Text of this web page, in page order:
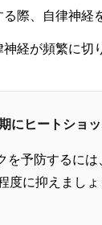
る際、自律神経
神経が頻繁に切
にヒートショ
を予防するに
度に抑えまし